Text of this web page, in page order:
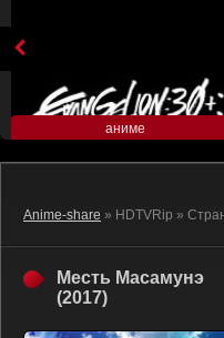
аниме
Anime-share » HDTVRip »
Месть Масамунэ
(2017)